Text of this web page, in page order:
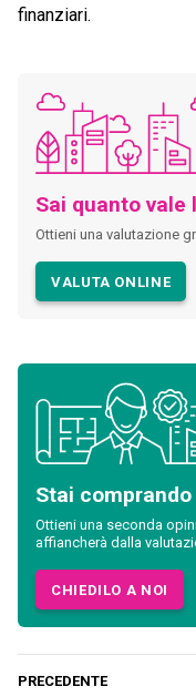
finanziari.
Sai quanto vale
Ottieni una valutazione
VALUTA ONLINE
Stai
Ottieni una seconda
affiancherà dalla
CHIEDILO A NOI
PRECEDENTE